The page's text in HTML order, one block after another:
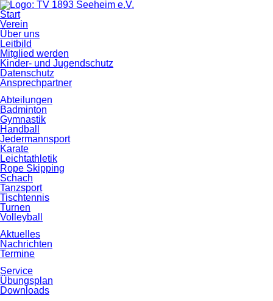
Navigation
überspringen
Start
Verein
Über uns
Leitbild
Mitglied werden
Kinder- und Jugendschutz
Datenschutz
Ansprechpartner
Abteilungen
Badminton
Gymnastik
Handball
Jedermannsport
Karate
Leichtathletik
Rope Skipping
Schach
Tanzsport
Tischtennis
Turnen
Volleyball
Aktuelles
Nachrichten
Termine
Service
Übungsplan
Downloads